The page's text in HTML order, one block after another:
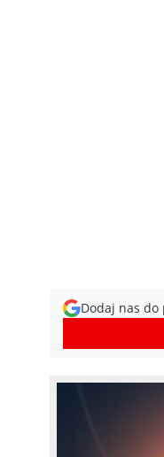
Dodaj nas do